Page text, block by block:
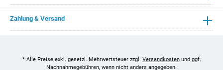
Zahlung & Versand
* Alle Preise exkl. gesetzl. Mehrwertsteuer zzgl. Versandkostenund ggf.
Nachnahmegebühren, wenn nicht anders angegeben.